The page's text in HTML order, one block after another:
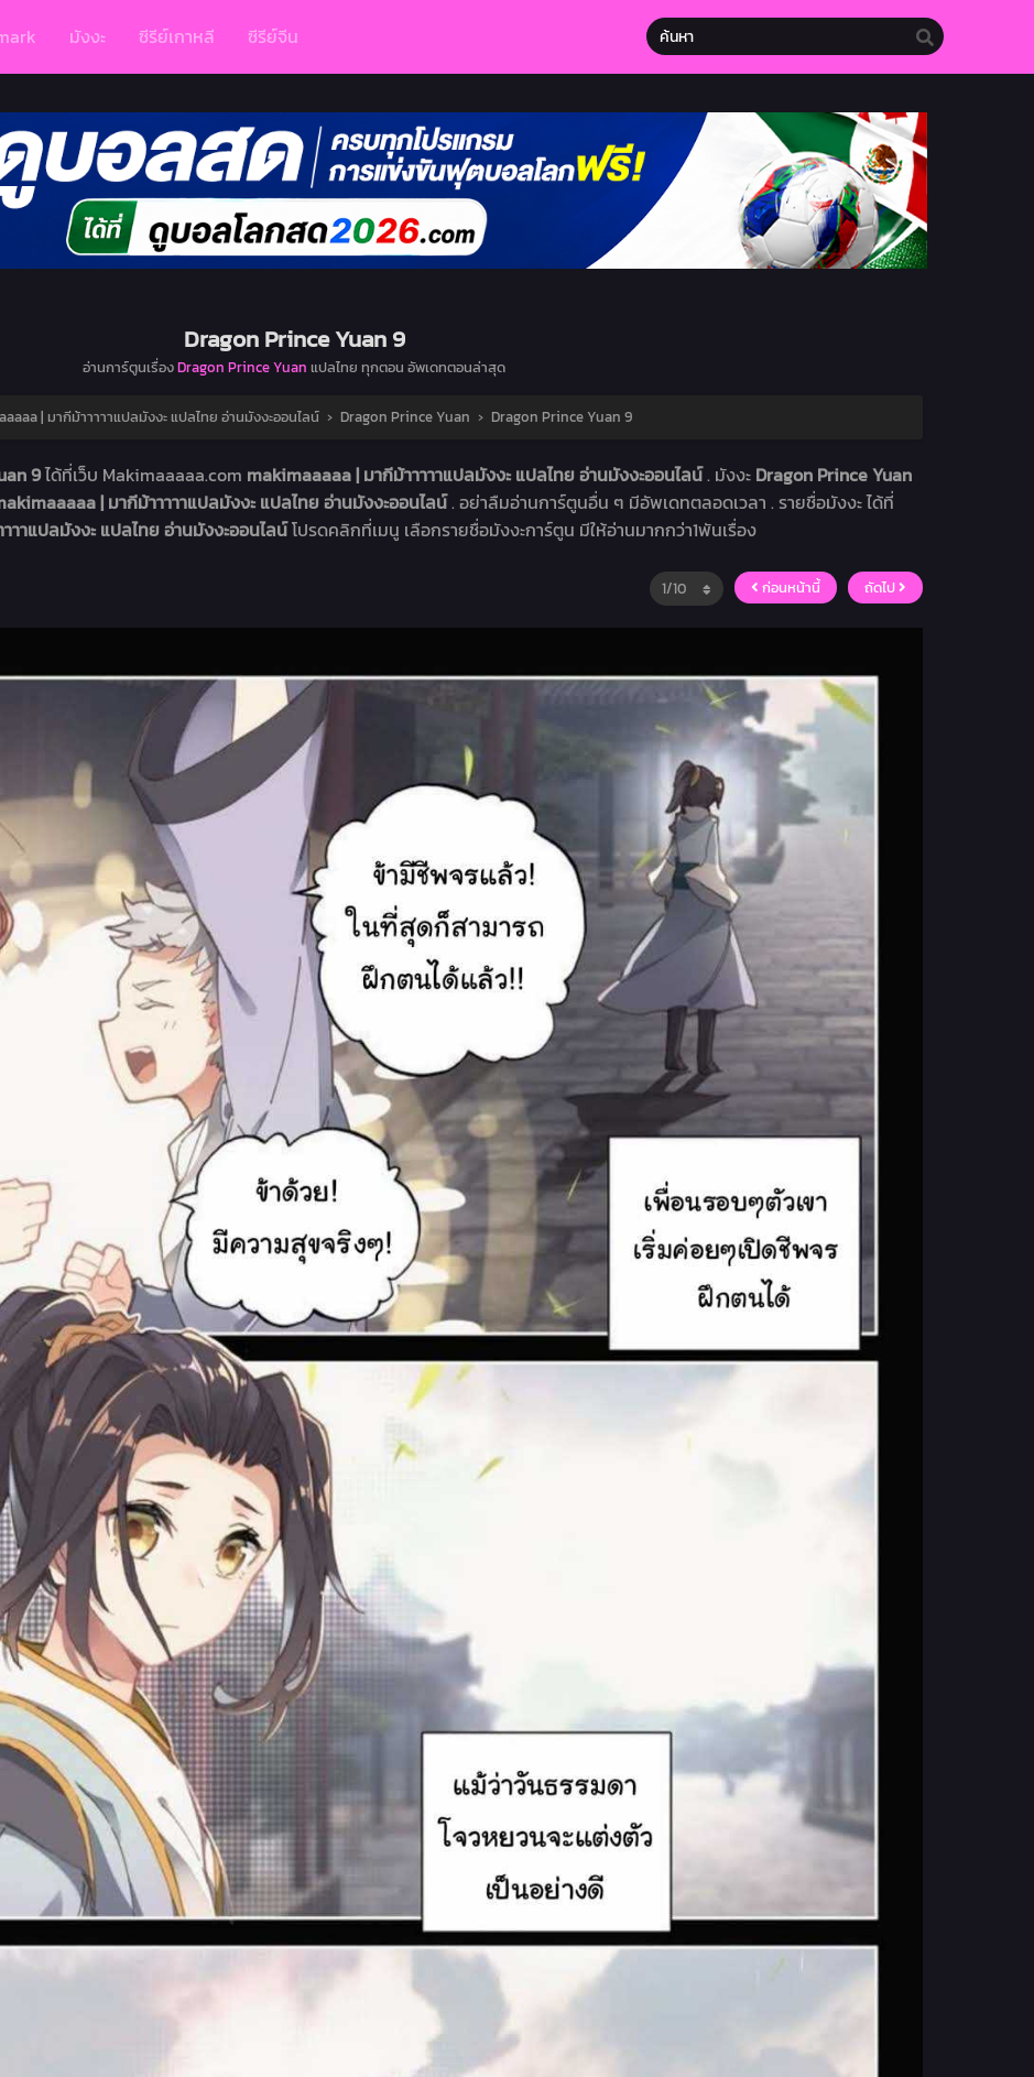
มังงะ ซีรีย์เกาหลี ซีรีย์จีน
Dragon Prince Yuan 9
อ่านการ์ตูนเรื่องDragon Prince Yuan แปลไทย ทุกตอน อัพเดทตอนล่าสุด
| มากีม้าาาาาแปลมังงะ แปลไทย อ่านมังงะออนไลน์ › Dragon Prince Yuan › Dragon Prince Yuan 9
9ได้ที่เว็บ Makimaaaaa.com makimaaaaa | มากีม้าาาาาแปลมังงะ แปลไทย อ่านมังงะออนไลน์. มังงะ Dragon Prince Yuan
| มากีม้าาาาาแปลมังงะ แปลไทย อ่านมังงะออนไลน์. อย่าลืมอ่านการ์ตูนอื่น ๆ มีอัพเดทตลอดเวลา . รายชื่อมังงะ ได้ที่
าาแปลมังงะ แปลไทย อ่านมังงะออนไลน์โปรดคลิกที่เมนู เลือกรายชื่อมังงะการ์ตูน มีให้อ่านมากกว่า1พันเรื่อง
ก่อนหน้านี้ ถัดไป